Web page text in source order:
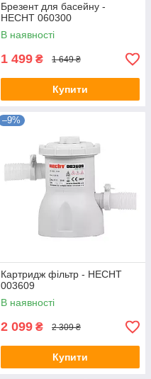
Брезент для басейну -
HECHT 060300
В наявності
1 499 ₴ 1 649 ₴
Купити
–9%
Картридж фільтр - HECHT
003609
В наявності
2 099 ₴ 2 309 ₴
Купити